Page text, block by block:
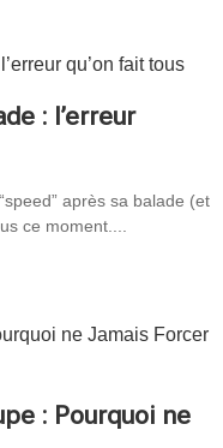
: l’erreur
après sa balade (et
ce moment....
: Pourquoi ne